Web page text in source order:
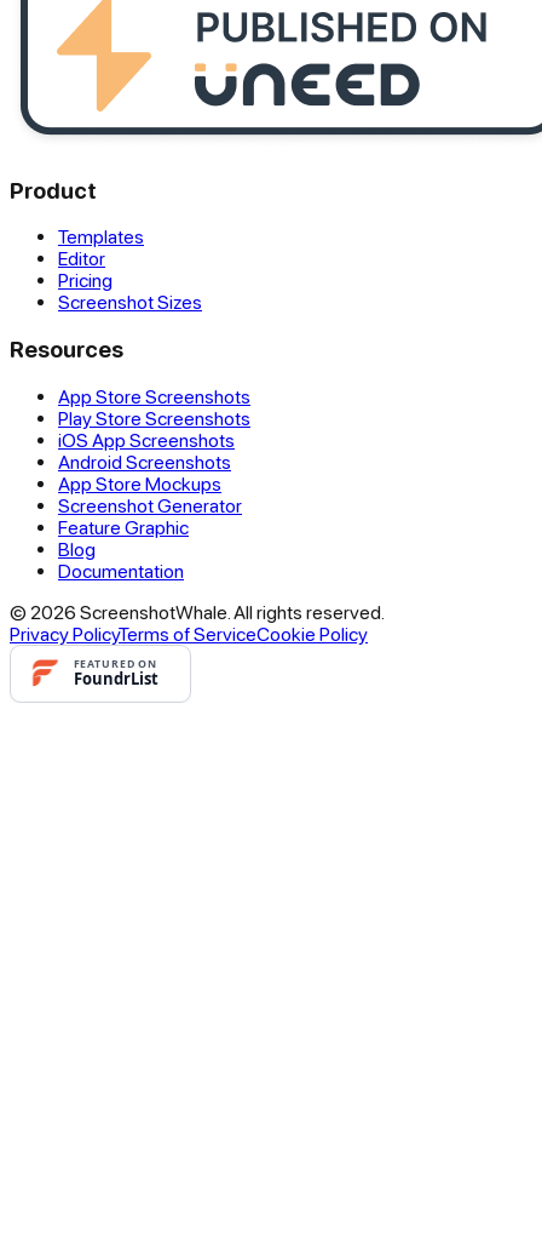
Product
Templates
Editor
Pricing
Screenshot Sizes
Resources
App Store Screenshots
Play Store Screenshots
iOS App Screenshots
Android Screenshots
App Store Mockups
Screenshot Generator
Feature Graphic
Blog
Documentation
© 2026 ScreenshotWhale. All rights reserved.
Privacy PolicyTerms of ServiceCookie Policy